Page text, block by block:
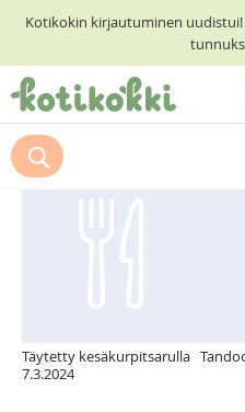
Kotikokin kirjautuminen
ETUSIVU
RESEPTIHAKU
Suosittelemme myös
Täytetty kesäkurpitsarulla
7.3.2024